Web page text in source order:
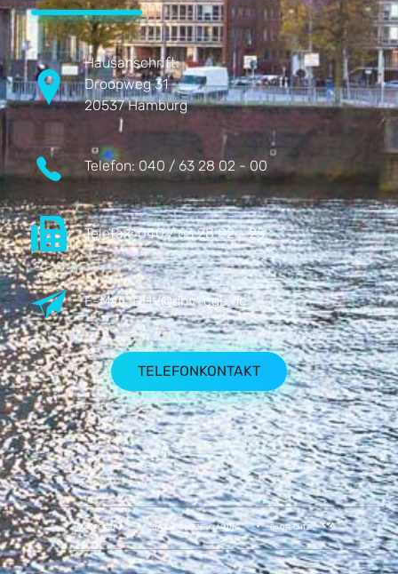
Hausanschrift:
Droopweg 31
20537 Hamburg
Telefon: 040 / 63 28 02 - 00
Telefax:040 / 63 28 02 - 25
E-Mail:DHV@dhv-cgb.de
TELEFONKONTAKT
IMPRESSUM DATENSCHUTZERKLÄRUNG BILDRECHTE